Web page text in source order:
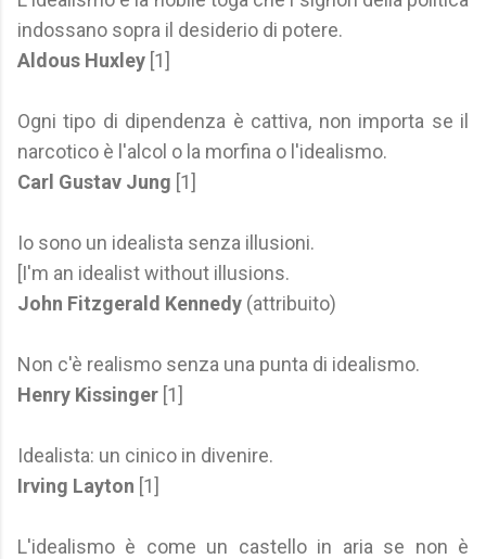
indossano sopra il desiderio di potere.
Aldous Huxley [1]
Ogni tipo di dipendenza è cattiva, non importa se il
narcotico è l'alcol o la morfina o l'idealismo.
Carl Gustav Jung [1]
Io sono un idealista senza illusioni.
[I'm an idealist without illusions.
John Fitzgerald Kennedy (attribuito)
Non c'è realismo senza una punta di idealismo.
Henry Kissinger [1]
Idealista: un cinico in divenire.
Irving Layton [1]
L'idealismo è come un castello in aria se non è